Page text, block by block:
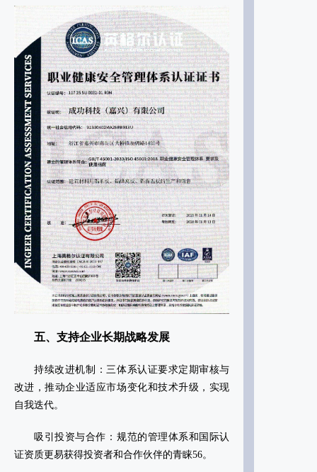
五、支持企业长期战略发展
‌持续改进机制‌：三体系认证要求定期审核与
改进，推动企业适应市场变化和技术升级，实现
自我迭代‌。
‌吸引投资与合作‌：规范的管理体系和国际认
证资质更易获得投资者和合作伙伴的青睐‌56。